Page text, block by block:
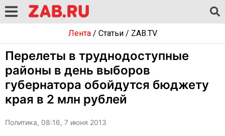
Лента/ Статьи/ ZAB.TV
Перелеты в труднодоступные
районы в день выборов
губернатора обойдутся бюджету
края в 2 млн рублей
Политика, 08:16, 7 июня 2013